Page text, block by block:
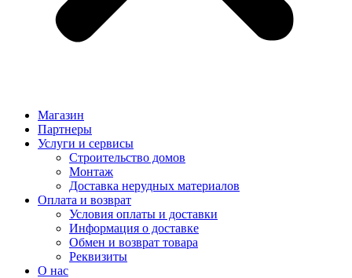
Магазин
Партнеры
Услуги и сервисы
Строительство домов
Монтаж
Доставка нерудных материалов
Оплата и возврат
Условия оплаты и доставки
Информация о доставке
Обмен и возврат товара
Реквизиты
О нас